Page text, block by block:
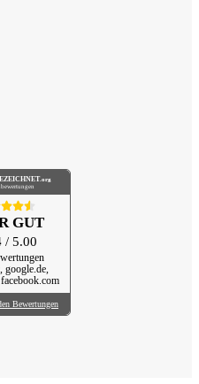
.org
GUT
/ 5.00
google.de,
Bewertungen